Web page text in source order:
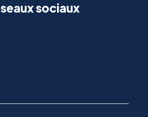
sociaux